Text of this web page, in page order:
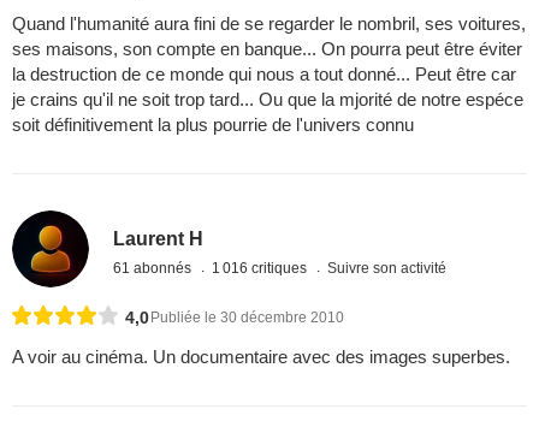
Quand l'humanité aura fini de se regarder le nombril, ses voitures,
ses maisons, son compte en banque... On pourra peut être éviter
la destruction de ce monde qui nous a tout donné... Peut être car
je crains qu'il ne soit trop tard... Ou que la mjorité de notre espéce
soit définitivement la plus pourrie de l'univers connu
Laurent H
61 abonnés 1 016 critiques Suivre son activité
4,0 Publiée le 30 décembre 2010
A voir au cinéma. Un documentaire avec des images superbes.